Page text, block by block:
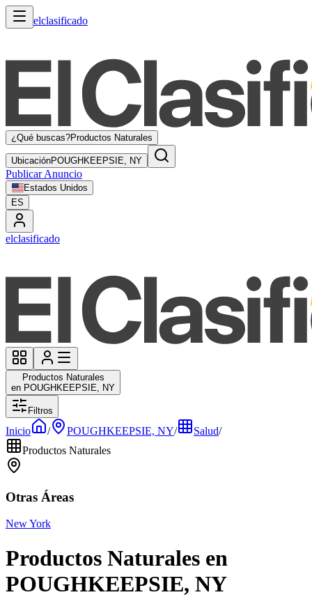
elclasificado
¿Qué buscas?Productos Naturales
UbicaciónPOUGHKEEPSIE, NY
Publicar Anuncio
Estados Unidos
ES
elclasificado
Productos Naturales
en POUGHKEEPSIE, NY
Filtros
Inicio / POUGHKEEPSIE, NY/ Salud/
Productos Naturales
Otras Áreas
New York
Productos Naturales en
POUGHKEEPSIE, NY